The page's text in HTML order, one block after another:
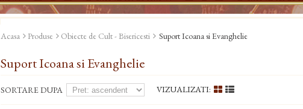
Acasa Produse Obiecte de Cult - Bisericesti Suport Icoana si Evanghelie
Suport Icoana si Evanghelie
SORTARE DUPA VIZUALIZATI: